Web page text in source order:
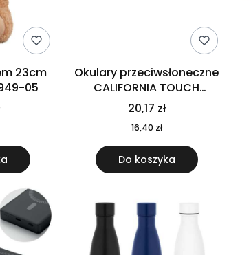
23cm
05
Okulary przeciwsłoneczne
CALIFORNIA TOUCH
MO9617-10
20,17 zł
16,40 zł
Do koszyka